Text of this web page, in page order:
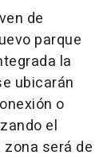
de
parque
la
ubicarán
o
el
será de